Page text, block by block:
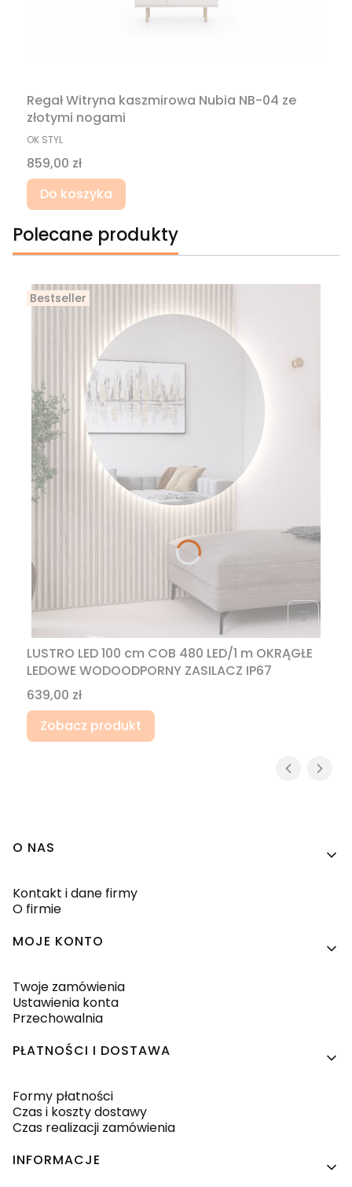
Regał Witryna kaszmirowa Nubia NB-04 ze
złotymi nogami
PRODUCENT
OK STYL
Cena
859,00 zł
Do koszyka
Polecane produkty
Bestseller
LUSTRO LED 100 cm COB 480 LED/1 m OKRĄGŁE
LEDOWE WODOODPORNY ZASILACZ IP67
Cena
639,00 zł
Zobacz produkt
Linki w stopce
O NAS
Kontakt i dane firmy
O firmie
MOJE KONTO
Twoje zamówienia
Ustawienia konta
Przechowalnia
PŁATNOŚCI I DOSTAWA
Formy płatności
Czas i koszty dostawy
Czas realizacji zamówienia
INFORMACJE